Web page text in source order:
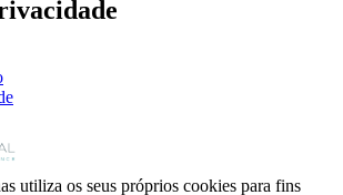
utiliza os seus próprios cookies para fins